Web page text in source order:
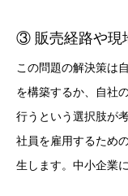
③ 販売経路や現
この問題の解決策は
を構築するか、自社
行うという選択肢が
社員を雇用するため
生します。中小企業